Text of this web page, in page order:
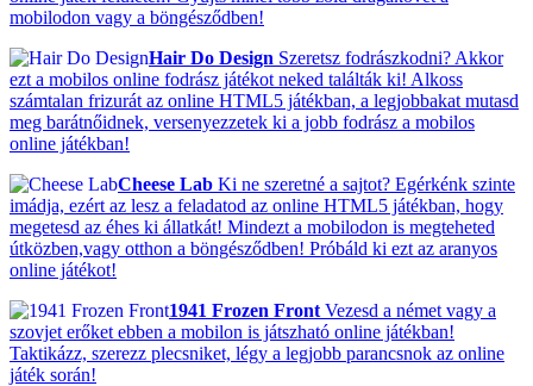
mobilodon vagy a böngésződben!
Hair Do Design Szeretsz fodrászkodni? Akkor
ezt a mobilos online fodrász játékot neked találták ki! Alkoss
számtalan frizurát az online HTML5 játékban, a legjobbakat mutasd
meg barátnőidnek, versenyezzetek ki a jobb fodrász a mobilos
online játékban!
Cheese Lab Ki ne szeretné a sajtot? Egérkénk szinte
imádja, ezért az lesz a feladatod az online HTML5 játékban, hogy
megetesd az éhes ki állatkát! Mindezt a mobilodon is megteheted
útközben,vagy otthon a böngésződben! Próbáld ki ezt az aranyos
online játékot!
1941 Frozen Front Vezesd a német vagy a
szovjet erőket ebben a mobilon is játszható online játékban!
Taktikázz, szerezz plecsniket, légy a legjobb parancsnok az online
játék során!